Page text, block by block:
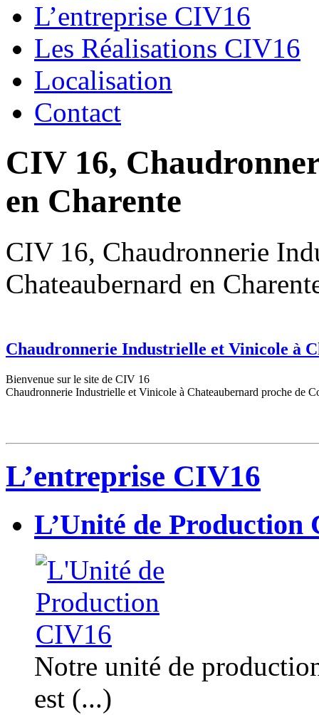
L’entreprise CIV16
Les Réalisations CIV16
Localisation
Contact
CIV 16,
en Charente
CIV 16, Chaudronnerie
Chateaubernard en
Chaudronnerie Industrielle et Vinicole à
Bienvenue sur le site de CIV 16
Chaudronnerie Industrielle et Vinicole à Chateaubernard proche de
L’entreprise CIV16
L’Unité de Production
Notre unité de
est (...)